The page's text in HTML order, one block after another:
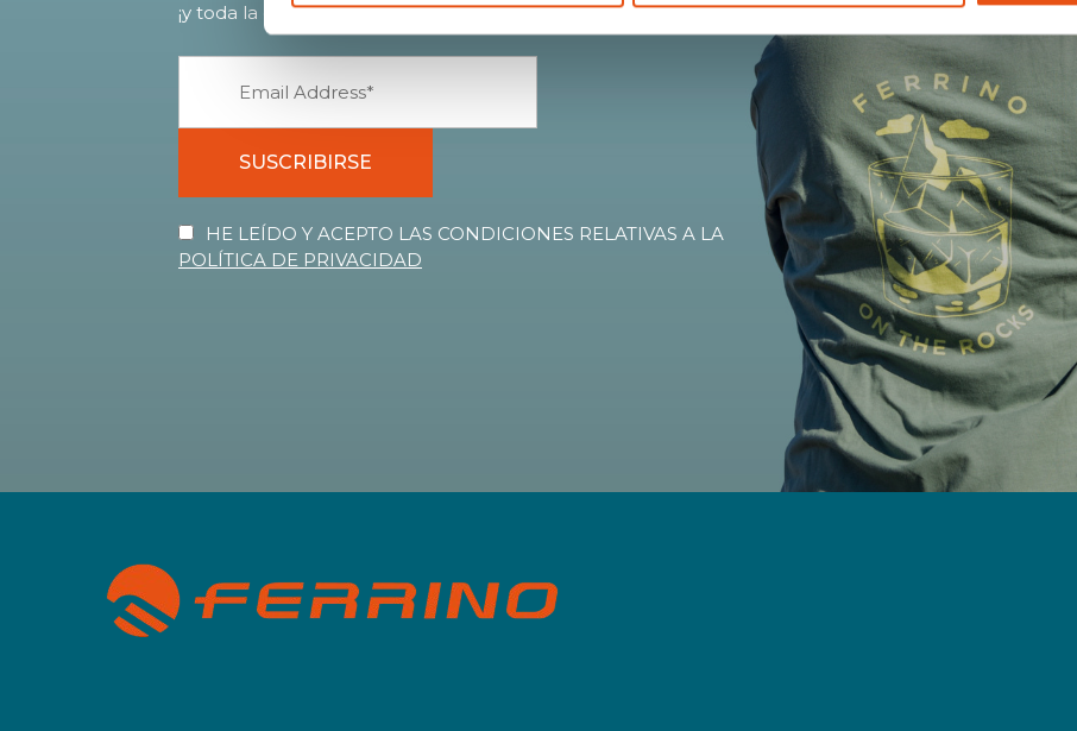
¡y toda la calidez del mundo Ferrino!
SUSCRIBIRSE
HE LEÍDO Y ACEPTO LAS CONDICIONES RELATIVAS A LA
POLÍTICA DE PRIVACIDAD